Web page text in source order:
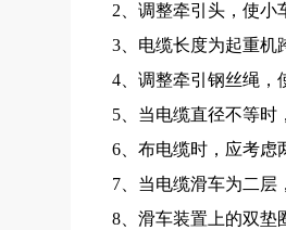
2、调整牵引头，使小
3、电缆长度为起重机
4、调整牵引钢丝绳，
5、当电缆直径不等时
6、布电缆时，应考虑
7、当电缆滑车为二层
8、滑车装置上的双垫